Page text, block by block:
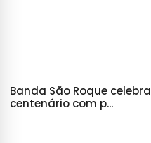
Banda São Roque celebra
centenário com p...